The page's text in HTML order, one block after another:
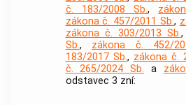
č. 183/2008 Sb.,
zákona č. 457/2011 Sb.,
zákona č. 303/2013 Sb.,
Sb., zákona č. 452/
183/2017 Sb., zákona č.
č. 265/2024 Sb. a
odstavec 3 zní: